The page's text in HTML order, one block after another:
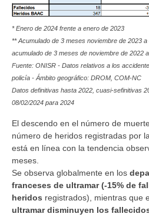
* Enero de 2024 frente a enero de 2023
** Acumulado de 3 meses noviembre de 2023
acumulado de 3 meses de noviembre de 2022
Fuente: ONISR - Datos relativos a los
policía - Ámbito geográfico: DROM, COM-NC
Datos definitivas hasta 2022, cuasi-sefinitivas
08/02/2024 para 2024
El descendo en el número de
número de heridos registradas por
está en línea con la tendencia
meses.
Se observa globalmente en los
franceses de ultramar(-15% de
heridos registrados), mientras que
ultramar disminuyen los